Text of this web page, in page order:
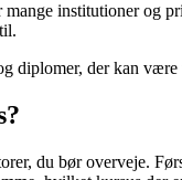
institutioner og
diplomer, der kan
du bør overveje.